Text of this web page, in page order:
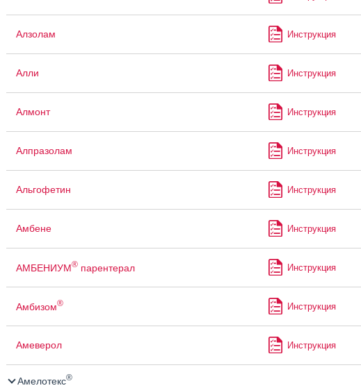
Алзолам Инструкция
Алли Инструкция
Алмонт Инструкция
Алпразолам Инструкция
Альгофетин Инструкция
Амбене Инструкция
АМБЕНИУМ®парентерал Инструкция
Амбизом® Инструкция
Амеверол Инструкция
Амелотекс®